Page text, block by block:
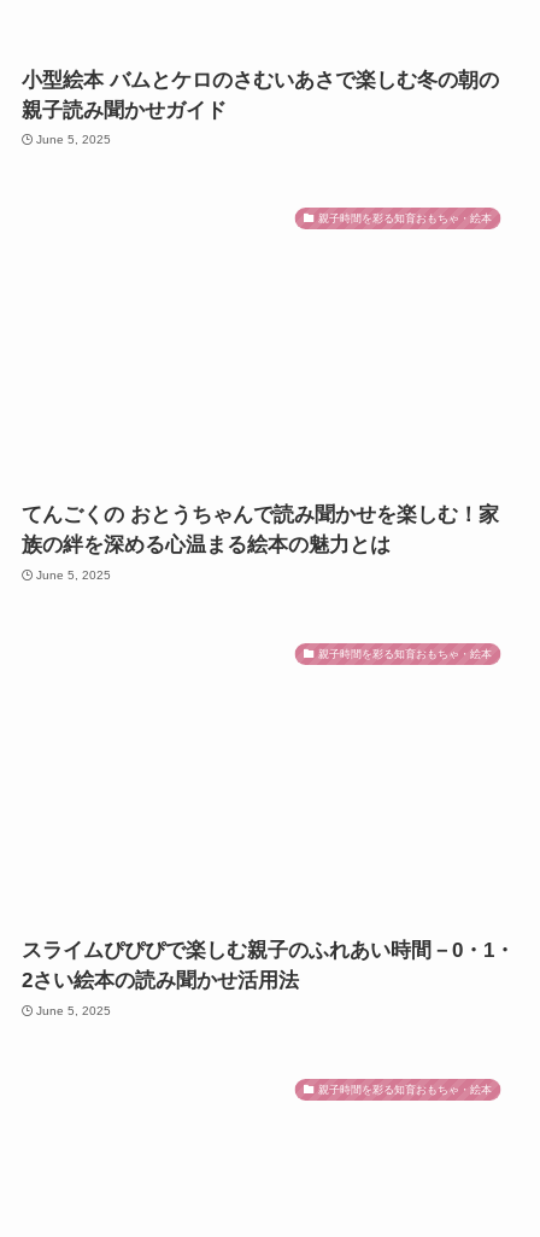
小型絵本 バムとケロのさむいあさで楽しむ冬の朝の
親子読み聞かせガイド
June 5, 2025
親子時間を彩る知育おもちゃ・絵本
てんごくの おとうちゃんで読み聞かせを楽しむ！家
族の絆を深める心温まる絵本の魅力とは
June 5, 2025
親子時間を彩る知育おもちゃ・絵本
スライムぴぴぴで楽しむ親子のふれあい時間－0・1・
2さい絵本の読み聞かせ活用法
June 5, 2025
親子時間を彩る知育おもちゃ・絵本